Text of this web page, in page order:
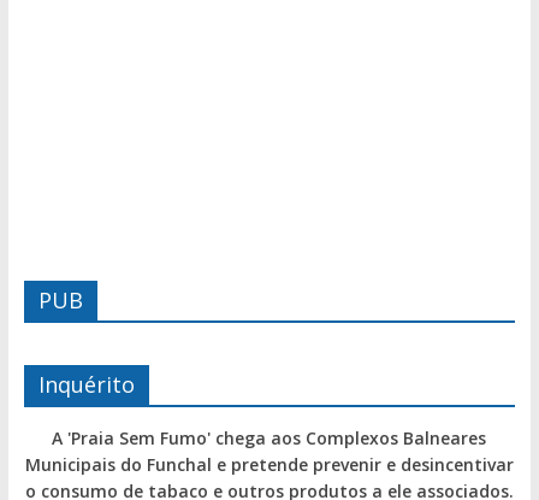
PUB
Inquérito
A 'Praia Sem Fumo' chega aos Complexos Balneares
Municipais do Funchal e pretende prevenir e desincentivar
o consumo de tabaco e outros produtos a ele associados.